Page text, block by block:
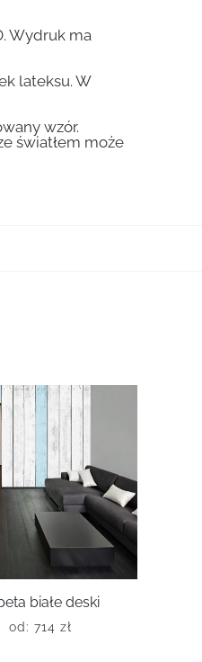
Wydruk ma
lateksu. W
wzór.
światłem może
białe deski
od: 714 zł